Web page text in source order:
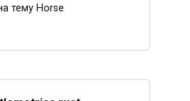
тему Horse